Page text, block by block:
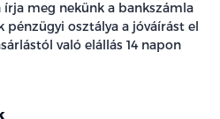
meg nekünk a bankszámla
pénzügyi osztálya a jóváírást el
való elállás 14 napon